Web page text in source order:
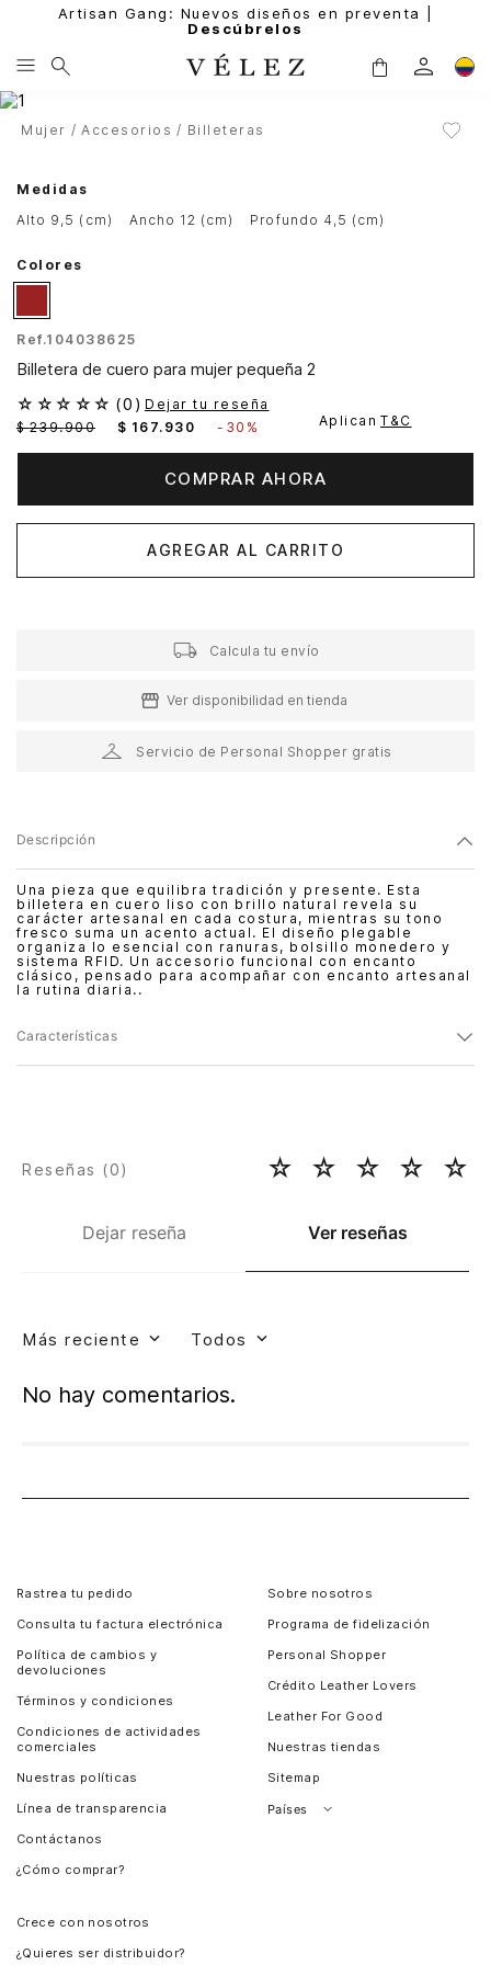
Artisan Gang: Nuevos diseños en preventa |
Descúbrelos
Mujer Accesorios Billeteras
Medidas
alto 9,5 (cm)
ancho 12 (cm) profundo 4,5 (cm)
Colores
Ref.104038625
Billetera de cuero para mujer pequeña 2
☆ ☆ ☆ ☆ ☆ (0 ) Dejar tu reseña
$ 239.900 $ 167. 930 - 30% Aplican T&C
COMPRAR AHORA
AGREGAR AL CARRITO
Calcula tu envío
Ver disponibilidad en tienda
Servicio de Personal Shopper gratis
Descripción
Una pieza que equilibra tradición y presente. Esta
billetera en cuero liso con brillo natural revela su
carácter artesanal en cada costura, mientras su tono
fresco suma un acento actual. El diseño plegable
organiza lo esencial con ranuras, bolsillo monedero y
sistema RFID. Un accesorio funcional con encanto
clásico, pensado para acompañar con encanto artesanal
la rutina diaria..
Características
Dejar reseña Ver reseñas
Reseñas (0) ☆ ☆ ☆ ☆ ☆
Más reciente Todos
No hay comentarios.
Rastrea tu pedido
Consulta tu factura electrónica
Política de cambios y
devoluciones
Términos y condiciones
Condiciones de actividades
comerciales
Nuestras políticas
Línea de transparencia
Contáctanos
¿Cómo comprar?
Sobre nosotros
Programa de fidelización
Personal Shopper
Crédito Leather Lovers
Leather For Good
Nuestras tiendas
Sitemap
Países
Crece con nosotros
¿Quieres ser distribuidor?